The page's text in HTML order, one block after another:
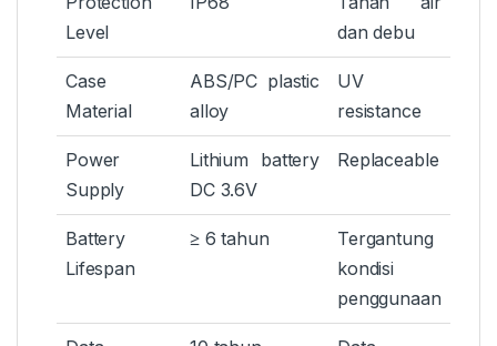
Level
dan debu
Case
Material
ABS/PC plastic
alloy
UV
resistance
Power
Supply
Lithium battery
DC 3.6V
Replaceable
Battery
Lifespan
≥ 6 tahun
Tergantung
kondisi
penggunaan